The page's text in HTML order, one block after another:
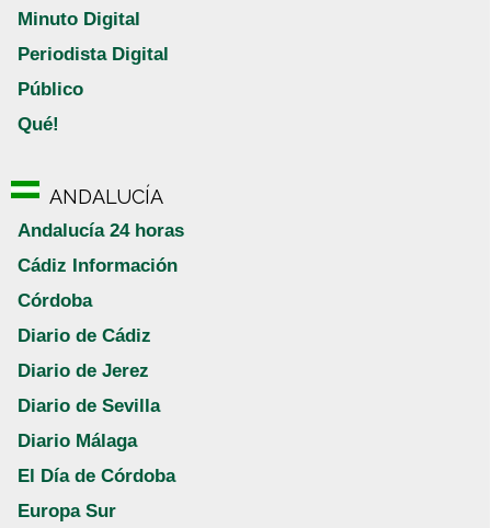
Minuto Digital
Periodista Digital
Público
Qué!
ANDALUCÍA
Andalucía 24 horas
Cádiz Información
Córdoba
Diario de Cádiz
Diario de Jerez
Diario de Sevilla
Diario Málaga
El Día de Córdoba
Europa Sur